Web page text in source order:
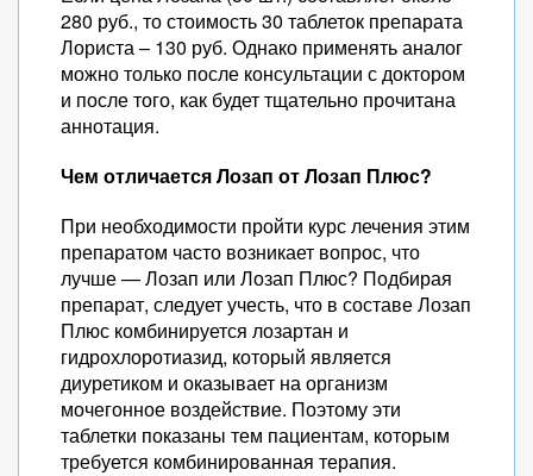
280 руб., то стоимость 30 таблеток препарата
Лориста – 130 руб. Однако применять аналог
можно только после консультации с доктором
и после того, как будет тщательно прочитана
аннотация.
Чем отличается Лозап от Лозап Плюс?
При необходимости пройти курс лечения этим
препаратом часто возникает вопрос, что
лучше — Лозап или Лозап Плюс? Подбирая
препарат, следует учесть, что в составе Лозап
Плюс комбинируется лозартан и
гидрохлоротиазид, который является
диуретиком и оказывает на организм
мочегонное воздействие. Поэтому эти
таблетки показаны тем пациентам, которым
требуется комбинированная терапия.